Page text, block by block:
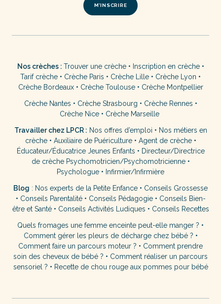
M’INSCRIRE
Nos crèches : Trouver une crèche• Inscription en crèche•
Tarif crèche • Crèche Paris • Crèche Lille • Crèche Lyon •
Crèche Bordeaux• Crèche Toulouse• Crèche Montpellier
Crèche Nantes • Crèche Strasbourg • Crèche Rennes •
Crèche Nice • Crèche Marseille
Travailler chez LPCR : Nos offres d’emploi • Nos métiers en
crèche• Auxiliaire de Puériculture• Agent de crèche•
Éducateur/Éducatrice Jeunes Enfants • Directeur/Directrice
de crèche Psychomotricien/Psychomotricienne•
Psychologue • Infirmier/Infirmière
Blog : Nos experts de la Petite Enfance • Conseils Grossesse
• Conseils Parentalité• Conseils Pédagogie• Conseils Bien-
être et Santé• Conseils Activités Ludiques • Conseils Recettes
Quels fromages une femme enceinte peut-elle manger ? •
Comment gérer les pleurs de décharge chez bébé ? •
Comment faire un parcours moteur ? • Comment prendre
soin des cheveux de bébé ? • Comment réaliser un parcours
sensoriel ? • Recette de chou rouge aux pommes pour bébé